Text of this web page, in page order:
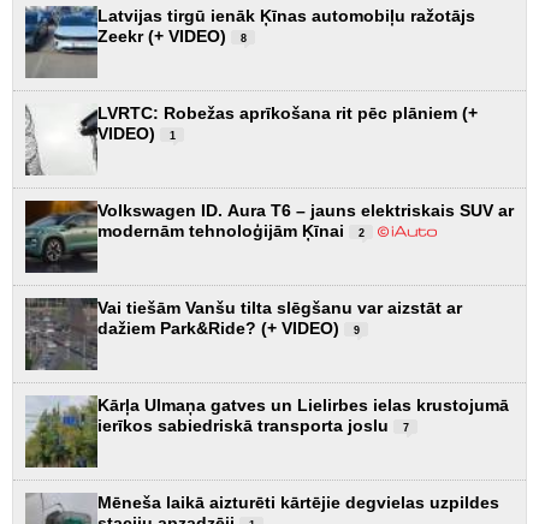
Latvijas tirgū ienāk Ķīnas automobiļu ražotājs
Zeekr (+ VIDEO)
8
LVRTC: Robežas aprīkošana rit pēc plāniem (+
VIDEO)
1
Volkswagen ID. Aura T6 – jauns elektriskais SUV ar
modernām tehnoloģijām Ķīnai
2
Vai tiešām Vanšu tilta slēgšanu var aizstāt ar
dažiem Park&Ride? (+ VIDEO)
9
Kārļa Ulmaņa gatves un Lielirbes ielas krustojumā
ierīkos sabiedriskā transporta joslu
7
Mēneša laikā aizturēti kārtējie degvielas uzpildes